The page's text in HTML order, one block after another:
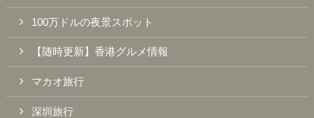
100万ドルの夜景スポット
【随時更新】香港グルメ情報
マカオ旅行
深圳旅行